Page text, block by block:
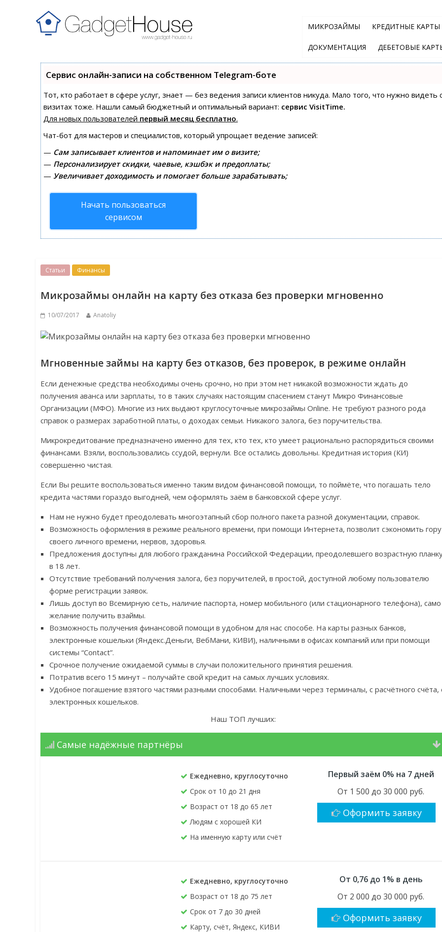
МИКРОЗАЙМЫ КРЕДИТНЫЕ КАРТЫ
ДОКУМЕНТАЦИЯ ДЕБЕТОВЫЕ
Сервис онлайн-записи на собственном Telegram-боте
Тот, кто работает в сфере услуг, знает — без ведения записи клиентов никуда. Мало того, что нужно
визитах тоже. Нашли самый бюджетный и оптимальный вариант: сервис VisitTime.
Для новых пользователей первый месяц бесплатно.
Чат-бот для мастеров и специалистов, который упрощает ведение записей:
— Сам записывает клиентов и напоминает им о визите;
— Персонализирует скидки, чаевые, кэшбэк и предоплаты;
— Увеличивает доходимость и помогает больше зарабатывать;
Начать пользоваться
сервисом
Статьи Финансы
Микрозаймы онлайн на карту без отказа без проверки мгновенно
10/07/2017 Anatoliy
Мгновенные займы на карту без отказов, без проверок, в режиме онлайн
Если денежные средства необходимы очень срочно, но при этом нет никакой возможности ждать до
получения аванса или зарплаты, то в таких случаях настоящим спасением станут Микро Финансовые
Организации (МФО). Многие из них выдают круглосуточные микрозаймы Online. Не требуют разного рода
справок о размерах заработной платы, о доходах семьи. Никакого залога, без поручительства.
Микрокредитование предназначено именно для тех, кто тех, кто умеет рационально распорядиться своими
финансами. Взяли, воспользовались ссудой, вернули. Все остались довольны. Кредитная история (КИ)
совершенно чистая.
Если Вы решите воспользоваться именно таким видом финансовой помощи, то поймёте, что погашать тело
кредита частями гораздо выгодней, чем оформлять заём в банковской сфере услуг.
Нам не нужно будет преодолевать многоэтапный сбор полного пакета разной документации, справок.
Возможность оформления в режиме реального времени, при помощи Интернета, позволит сэкономить гору
своего личного времени, нервов, здоровья.
Предложения доступны для любого гражданина Российской Федерации, преодолевшего возрастную
в 18 лет.
Отсутствие требований получения залога, без поручителей, в простой, доступной любому пользователю
форме регистрации заявок.
Лишь доступ во Всемирную сеть, наличие паспорта, номер мобильного (или стационарного телефона), само
желание получить взаймы.
Возможность получения финансовой помощи в удобном для нас способе. На карты разных банков,
электронные кошельки (Яндекс.Деньги, ВебМани, КИВИ), наличными в офисах компаний или при помощи
системы “Contact”.
Срочное получение ожидаемой суммы в случаи положительного принятия решения.
Потратив всего 15 минут – получайте свой кредит на самых лучших условиях.
Удобное погашение взятого частями разными способами. Наличными через терминалы, с расчётного счёта,
электронных кошельков.
Наш ТОП лучших:
Самые надёжные партнёры
Ежедневно, круглосуточно
Срок от 10 до 21 дня
Возраст от 18 до 65 лет
Людям с хорошей КИ
На именную карту или счёт
Первый заём 0% на 7 дней
От 1 500 до 30 000 руб.
Оформить заявку
Ежедневно, круглосуточно
Возраст от 18 до 75 лет
Срок от 7 до 30 дней
Карту, счёт, Яндекс, КИВИ
От 0,76 до 1% в день
От 2 000 до 30 000 руб.
Оформить заявку